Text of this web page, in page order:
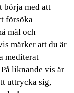
börja med att
försöka
mål och
märker att du är
mediterat
liknande vis är
uttrycka sig,